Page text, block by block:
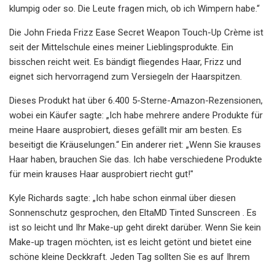
klumpig oder so. Die Leute fragen mich, ob ich Wimpern habe.“
Die John Frieda Frizz Ease Secret Weapon Touch-Up Crème ist
seit der Mittelschule eines meiner Lieblingsprodukte. Ein
bisschen reicht weit. Es bändigt fliegendes Haar, Frizz und
eignet sich hervorragend zum Versiegeln der Haarspitzen.
Dieses Produkt hat über 6.400 5-Sterne-Amazon-Rezensionen,
wobei ein Käufer sagte: „Ich habe mehrere andere Produkte für
meine Haare ausprobiert, dieses gefällt mir am besten. Es
beseitigt die Kräuselungen.“ Ein anderer riet: „Wenn Sie krauses
Haar haben, brauchen Sie das. Ich habe verschiedene Produkte
für mein krauses Haar ausprobiert riecht gut!"
Kyle Richards sagte: „Ich habe schon einmal über diesen
Sonnenschutz gesprochen, den EltaMD Tinted Sunscreen . Es
ist so leicht und Ihr Make-up geht direkt darüber. Wenn Sie kein
Make-up tragen möchten, ist es leicht getönt und bietet eine
schöne kleine Deckkraft. Jeden Tag sollten Sie es auf Ihrem